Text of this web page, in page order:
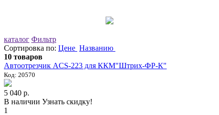
каталог Фильтр
Сортировка по: Цене Названию
10 товаров
Автоотрезчик ACS-223 для ККМ"Штрих-ФР-К"
Код: 20570
5 040 р.
В наличии Узнать скидку!
1